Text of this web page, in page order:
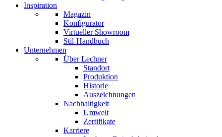
Inspiration
Magazin
Konfigurator
Virtueller Showroom
Stil-Handbuch
Unternehmen
Über Lechner
Standort
Produktion
Historie
Auszeichnungen
Nachhaltigkeit
Umwelt
Zertifikate
Karriere